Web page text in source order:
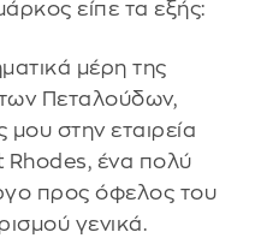
είπε τα εξής:
μέρη της
Πεταλούδων,
μου στην εταιρεία
Rhodes, ένα πολύ
προς όφελος του
γενικά.